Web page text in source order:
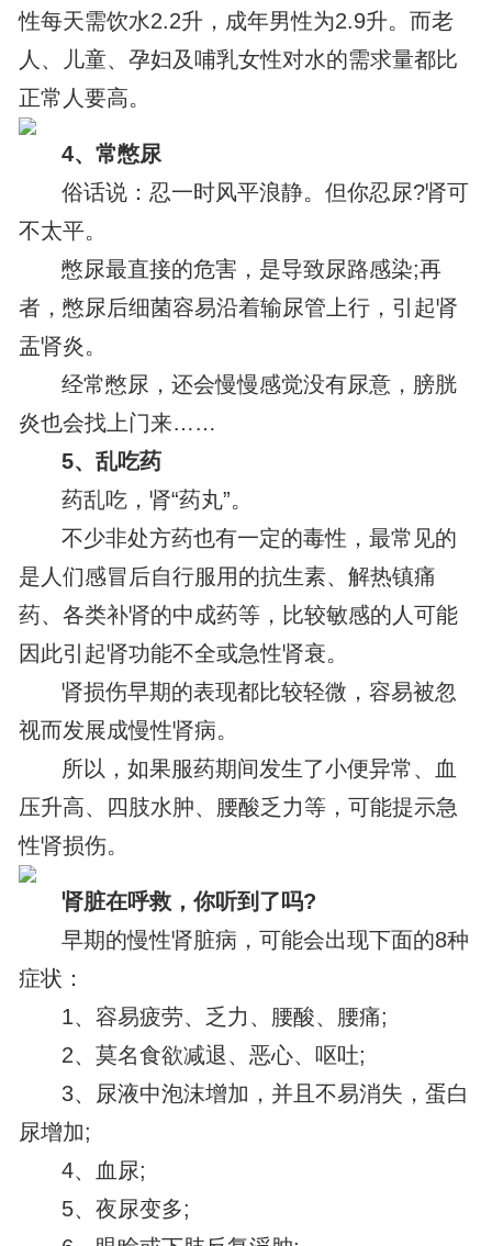
性每天需饮水2.2升，成年男性为2.9升。而老
人、儿童、孕妇及哺乳女性对水的需求量都比
正常人要高。
4、常憋尿
俗话说：忍一时风平浪静。但你忍尿?肾可
不太平。
憋尿最直接的危害，是导致尿路感染;再
者，憋尿后细菌容易沿着输尿管上行，引起肾
盂肾炎。
经常憋尿，还会慢慢感觉没有尿意，膀胱
炎也会找上门来……
5、乱吃药
药乱吃，肾“药丸”。
不少非处方药也有一定的毒性，最常见的
是人们感冒后自行服用的抗生素、解热镇痛
药、各类补肾的中成药等，比较敏感的人可能
因此引起肾功能不全或急性肾衰。
肾损伤早期的表现都比较轻微，容易被忽
视而发展成慢性肾病。
所以，如果服药期间发生了小便异常、血
压升高、四肢水肿、腰酸乏力等，可能提示急
性肾损伤。
肾脏在呼救，你听到了吗?
早期的慢性肾脏病，可能会出现下面的8种
症状：
1、容易疲劳、乏力、腰酸、腰痛;
2、莫名食欲减退、恶心、呕吐;
3、尿液中泡沫增加，并且不易消失，蛋白
尿增加;
4、血尿;
5、夜尿变多;